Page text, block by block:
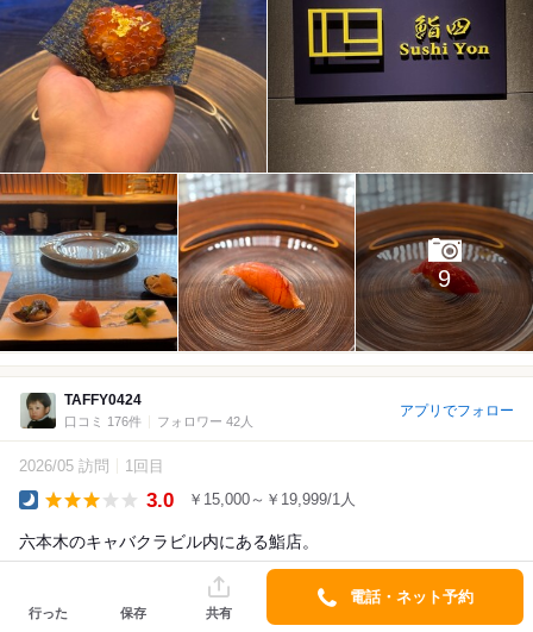
9
TAFFY0424
口コミ 176件 フォロワー 42人
アプリでフォロー
2026/05 訪問 1回目
3.0 ￥15,000～￥19,999/1人
六本木のキャバクラビル内にある鮨店。
見た目は華やかで写真映えはするが、肝心の寿司は14,000円とい
う価格を考えると物足りない。
行った 保存 共有
電話・ネット予約